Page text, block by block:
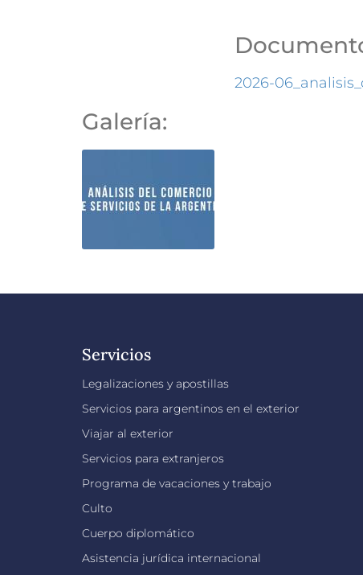
2026-
Galería:
Servicios
Legalizaciones y apostillas
Servicios para argentinos en el exterior
Viajar al exterior
Servicios para extranjeros
Programa de vacaciones y trabajo
Culto
Cuerpo diplomático
Asistencia jurídica internacional